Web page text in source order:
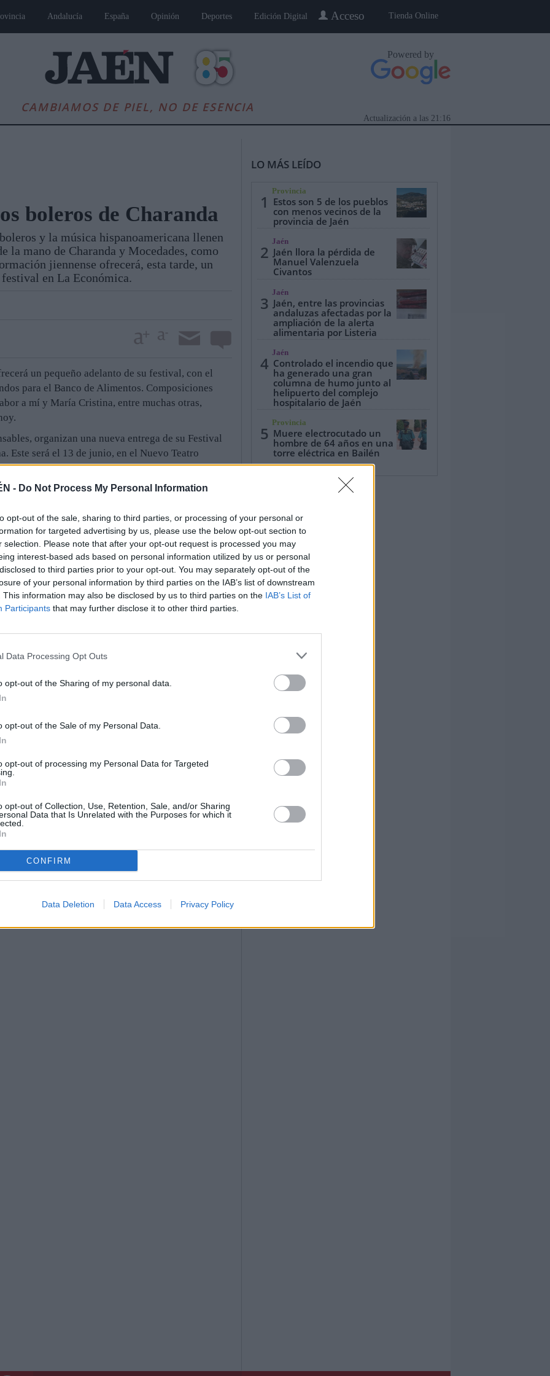
- Do Not Process My Personal Information
opt-out of the sale, sharing to third parties, or processing of your personal or
for targeted advertising by us, please use the below opt-out section to
selection. Please note that after your opt-out request is processed you may
interest-based ads based on personal information utilized by us or personal
to third parties prior to your opt-out. You may separately opt-out of the
of your personal information by third parties on the IAB’s list of downstream
This information may also be disclosed by us to third parties on the IAB’s List of
Participants that may further disclose it to other third parties.
Data Processing Opt Outs
opt-out of the Sharing of my personal data.
opt-out of the Sale of my Personal Data.
opt-out of processing my Personal Data for Targeted
opt-out of Collection, Use, Retention, Sale, and/or Sharing
Data that Is Unrelated with the Purposes for which it
CONFIRM
Data Deletion Data Access Privacy Policy
Tienda Online
Acceso
Andalucía España Opinión Deportes Edición Digital
CAMBIAMOS DE PIEL, NO DE ESENCIA
Powered by
21:16
Actualización a las
Andalucía Internacional Opinión Cultura Deportes Jaén, Pueblo a Pueblo Especiales
boleros de Charanda
y la música hispanoamericana llenen
la mano de Charanda y Mocedades, como
jiennense ofrecerá, esta tarde, un
en La Económica.
un pequeño adelanto de su festival, con el
para el Banco de Alimentos. Composiciones
a mí y María Cristina, entre muchas otras,
organizan una nueva entrega de su Festival
Este será el 13 de junio, en el Nuevo Teatro
la situación económica del país causa problemas
nuestra sociedad, es más necesario que nunca el
no gubernamentales destinadas a
explican para anunciar que los fondos
Alimentos.
ha pasado de moda y abarca un público
que participarán en el festival serán el grupo
y Mocedades, como artistas invitados.
una gira por todo el mundo con la que celebra su
se pasa más de 6 meses al año en América
un nuevo disco, que verá la luz en los
LO MÁS LEÍDO
1
Provincia
Estos son 5 de los pueblos
con menos vecinos de la
provincia de Jaén
2
Jaén
Jaén llora la pérdida de
Manuel Valenzuela
Civantos
3
Jaén
Jaén, entre las provincias
andaluzas afectadas por la
ampliación de la alerta
alimentaria por Listeria
4
Jaén
Controlado el incendio que
ha generado una gran
columna de humo junto al
helipuerto del complejo
hospitalario de Jaén
5
Provincia
Muere electrocutado un
hombre de 64 años en una
torre eléctrica en Bailén